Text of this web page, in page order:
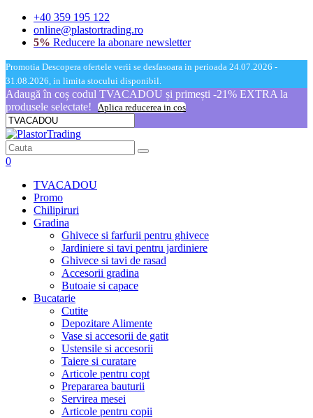
+40 359 195 122
online@plastortrading.ro
5% Reducere la abonare newsletter
Promotia Descopera ofertele verii se desfasoara in perioada 24.07.2026 -
31.08.2026, in limita stocului disponibil.
Adaugă în coș codul TVACADOU și primești -21% EXTRA la
produsele selectate!
Aplica reducerea in cos
0
TVACADOU
Promo
Chilipiruri
Gradina
Ghivece si farfurii pentru ghivece
Jardiniere si tavi pentru jardiniere
Ghivece si tavi de rasad
Accesorii gradina
Butoaie si capace
Bucatarie
Cutite
Depozitare Alimente
Vase si accesorii de gatit
Ustensile si accesorii
Taiere si curatare
Articole pentru copt
Prepararea bauturii
Servirea mesei
Articole pentru copii